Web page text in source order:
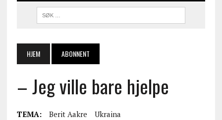
HJEM ABONNENT
– Jeg ville bare hjelpe
TEMA: Berit Aakre Ukraina